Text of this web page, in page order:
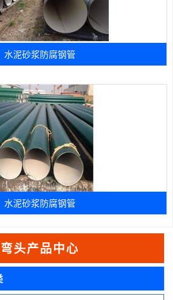
水泥砂浆防腐钢管
水泥砂浆防腐钢管
弯头产品中心